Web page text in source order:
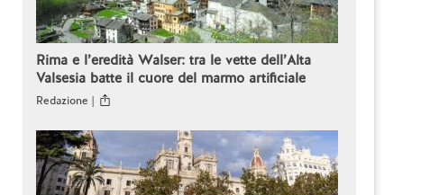
Rima e l’eredità Walser: tra le vette dell’Alta
Valsesia batte il cuore del marmo artificiale
Redazione |